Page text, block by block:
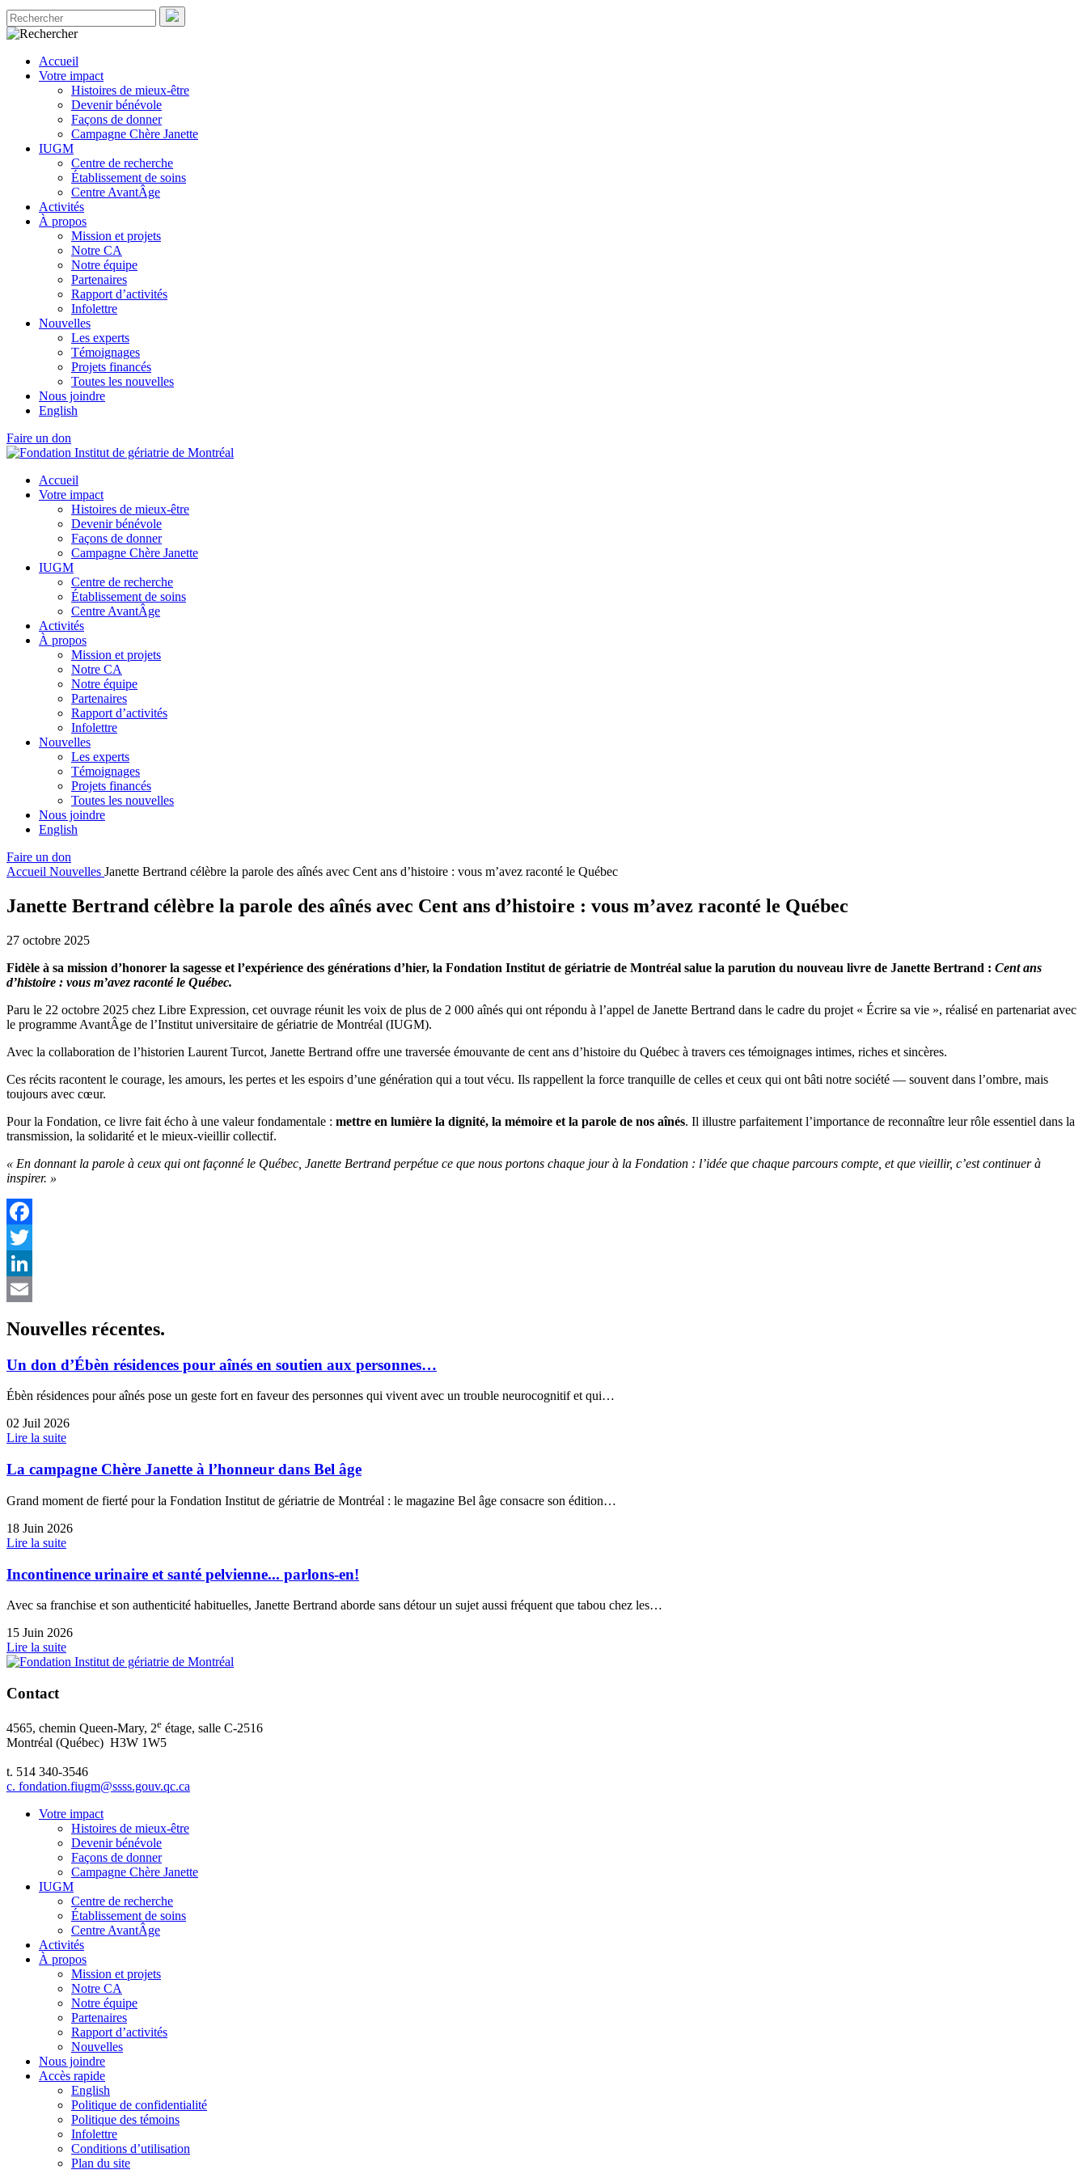
Accueil
Votre impact
Histoires de mieux-être
Devenir bénévole
Façons de donner
Campagne Chère Janette
IUGM
Centre de recherche
Établissement de soins
Centre AvantÂge
Activités
À propos
Mission et projets
Notre CA
Notre équipe
Partenaires
Rapport d’activités
Infolettre
Nouvelles
Les experts
Témoignages
Projets financés
Toutes les nouvelles
Nous joindre
English
Faire un don
Accueil
Votre impact
Histoires de mieux-être
Devenir bénévole
Façons de donner
Campagne Chère Janette
IUGM
Centre de recherche
Établissement de soins
Centre AvantÂge
Activités
À propos
Mission et projets
Notre CA
Notre équipe
Partenaires
Rapport d’activités
Infolettre
Nouvelles
Les experts
Témoignages
Projets financés
Toutes les nouvelles
Nous joindre
English
Faire un don
Accueil Nouvelles Janette Bertrand célèbre la parole des aînés avec Cent ans d’histoire : vous m’avez raconté le Québec
Janette Bertrand célèbre la parole des aînés avec Cent ans d’histoire : vous m’avez raconté le Québec
27 octobre 2025
Fidèle à sa mission d’honorer la sagesse et l’expérience des générations d’hier, la Fondation Institut de gériatrie de Montréal salue la parution du nouveau livre de Janette Bertrand : Cent ans
d’histoire : vous m’avez raconté le Québec.
Paru le 22 octobre 2025 chez Libre Expression, cet ouvrage réunit les voix de plus de 2 000 aînés qui ont répondu à l’appel de Janette Bertrand dans le cadre du projet « Écrire sa vie », réalisé en partenariat avec
le programme AvantÂge de l’Institut universitaire de gériatrie de Montréal (IUGM).
Avec la collaboration de l’historien Laurent Turcot, Janette Bertrand offre une traversée émouvante de cent ans d’histoire du Québec à travers ces témoignages intimes, riches et sincères.
Ces récits racontent le courage, les amours, les pertes et les espoirs d’une génération qui a tout vécu. Ils rappellent la force tranquille de celles et ceux qui ont bâti notre société — souvent dans l’ombre, mais
toujours avec cœur.
Pour la Fondation, ce livre fait écho à une valeur fondamentale : mettre en lumière la dignité, la mémoire et la parole de nos aînés. Il illustre parfaitement l’importance de reconnaître leur rôle essentiel dans la
transmission, la solidarité et le mieux-vieillir collectif.
« En donnant la parole à ceux qui ont façonné le Québec, Janette Bertrand perpétue ce que nous portons chaque jour à la Fondation : l’idée que chaque parcours compte, et que vieillir, c’est continuer à
inspirer. »
Facebook
Twitter
LinkedIn
Nouvelles récentes.
Un don d’Ébèn résidences pour aînés en soutien aux personnes…
Ébèn résidences pour aînés pose un geste fort en faveur des personnes qui vivent avec un trouble neurocognitif et qui…
02 Juil 2026
Lire la suite
La campagne Chère Janette à l’honneur dans Bel âge
Grand moment de fierté pour la Fondation Institut de gériatrie de Montréal : le magazine Bel âge consacre son édition…
18 Juin 2026
Lire la suite
Incontinence urinaire et santé pelvienne... parlons-en!
Avec sa franchise et son authenticité habituelles, Janette Bertrand aborde sans détour un sujet aussi fréquent que tabou chez les…
15 Juin 2026
Lire la suite
Contact
4565, chemin Queen-Mary, 2e étage, salle C-2516
Montréal (Québec) H3W 1W5
t. 514 340-3546
c. fondation.fiugm@ssss.gouv.qc.ca
Votre impact
Histoires de mieux-être
Devenir bénévole
Façons de donner
Campagne Chère Janette
IUGM
Centre de recherche
Établissement de soins
Centre AvantÂge
Activités
À propos
Mission et projets
Notre CA
Notre équipe
Partenaires
Rapport d’activités
Nouvelles
Nous joindre
Accès rapide
English
Politique de confidentialité
Politique des témoins
Infolettre
Conditions d’utilisation
Plan du site